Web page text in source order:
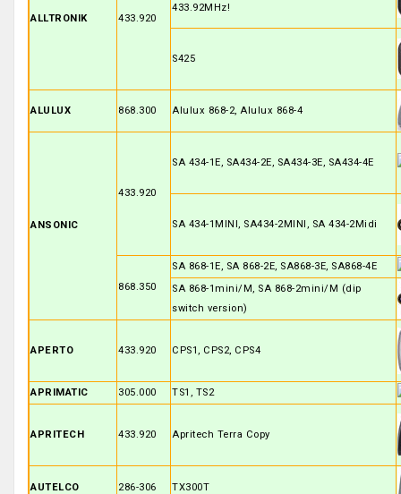
ALLTRONIK 433.920
433.92MHz!
S425
ALULUX 868.300 Alulux 868-2, Alulux 868-4
ANSONIC
433.920
SA 434-1E, SA434-2E, SA434-3E, SA434-4E
SA 434-1MINI, SA434-2MINI, SA 434-2Midi
868.350
SA 868-1E, SA 868-2E, SA868-3E, SA868-4E
SA 868-1mini/M, SA 868-2mini/M (dip
switch version)
APERTO 433.920 CPS1, CPS2, CPS4
APRIMATIC 305.000 TS1, TS2
APRITECH 433.920 Apritech Terra Copy
AUTELCO 286-306 TX300T